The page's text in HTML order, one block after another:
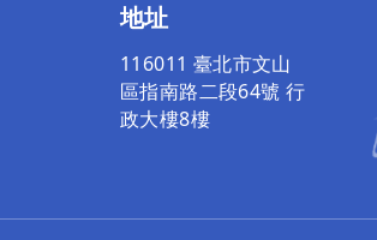
地址
116011 臺北市文山
區指南路二段64號 行
政大樓8樓